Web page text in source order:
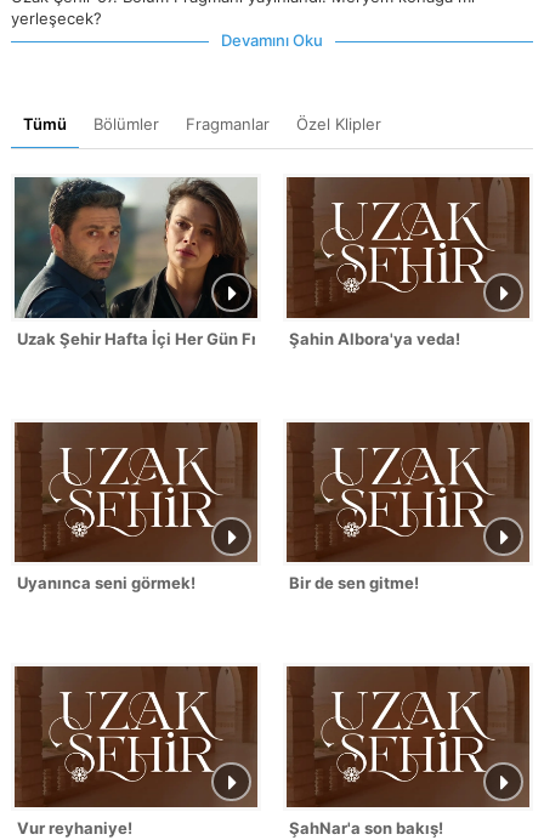
yerleşecek?
Devamını Oku
Tümü Bölümler Fragmanlar Özel Klipler
Uzak Şehir Hafta İçi Her Gün FragmanıŞahin Albora'ya veda!
Uyanınca seni görmek! Bir de sen gitme!
Vur reyhaniye! ŞahNar'a son bakış!